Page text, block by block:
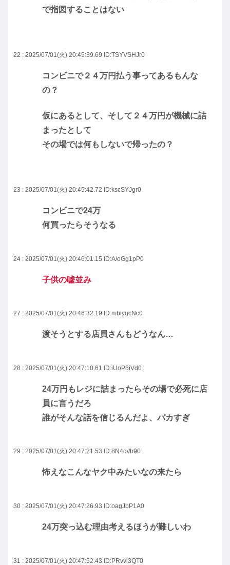
で指図することはない
22 : 2025/07/01(火) 20:45:39.69 ID:TSYVSHJr0
コンビニで２４万円払う事ってあるもんな
の？
仮にあるとして、そして２４万円が機械に詰
まったとして
その場では何もしないで帰ったの？
23 : 2025/07/01(火) 20:45:42.72 ID:kscSYJgr0
コンビニで24万
何買ったらそうなる
24 : 2025/07/01(火) 20:46:01.15 ID:A/oGg1pP0
子供の嘘並み
27 : 2025/07/01(火) 20:46:32.19 ID:mbiygcNc0
渡そうとする店員さんもどうなん…
28 : 2025/07/01(火) 20:47:10.61 ID:iUoP8iVd0
24万円もレジに詰まったらその場で必死に店
員に言うだろ
誰がそんな話を信じるんだよ、バカすぎ
29 : 2025/07/01(火) 20:47:21.53 ID:8N4q//b90
怖えなこんなヤク中みたいなの来たら
30 : 2025/07/01(火) 20:47:26.93 ID:oagJbP1A0
24万突っ込む理由考えるほうが難しいわ
31 : 2025/07/01(火) 20:47:52.43 ID:PRvvl3QT0